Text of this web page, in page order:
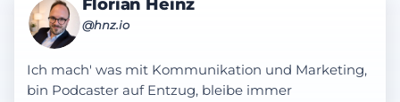
@hnz.io
Ich mach' was mit Kommunikation und Marketing,
bin Podcaster auf Entzug, bleibe immer